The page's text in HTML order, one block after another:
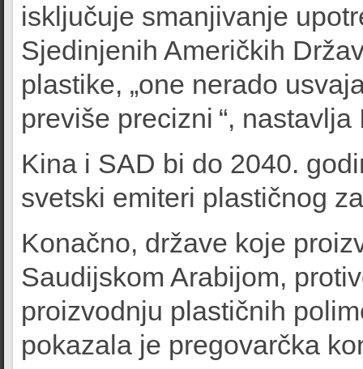
isključuje smanjivanje
Sjedinjenih Američkih
plastike, „one nerado
previše precizni “, nastavlja
Kina i SAD bi do 2040.
svetski emiteri plastičnog
Konačno, države koje
Saudijskom Arabijom,
proizvodnju plastičnih
pokazala je pregovarčka